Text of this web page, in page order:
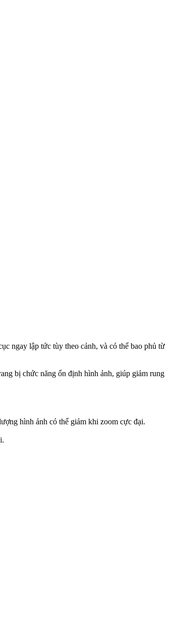
ngay lập tức tùy theo cảnh, và có thể bao phủ từ
bị chức năng ổn định hình ảnh, giúp giảm rung
hình ảnh có thể giảm khi zoom cực đại.